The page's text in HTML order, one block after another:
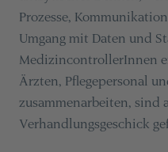
Prozesse,
Umgang mit Daten und
MedizincontrollerInnen
Ärzten, Pflegepersonal
zusammenarbeiten, sind
Verhandlungsgeschick